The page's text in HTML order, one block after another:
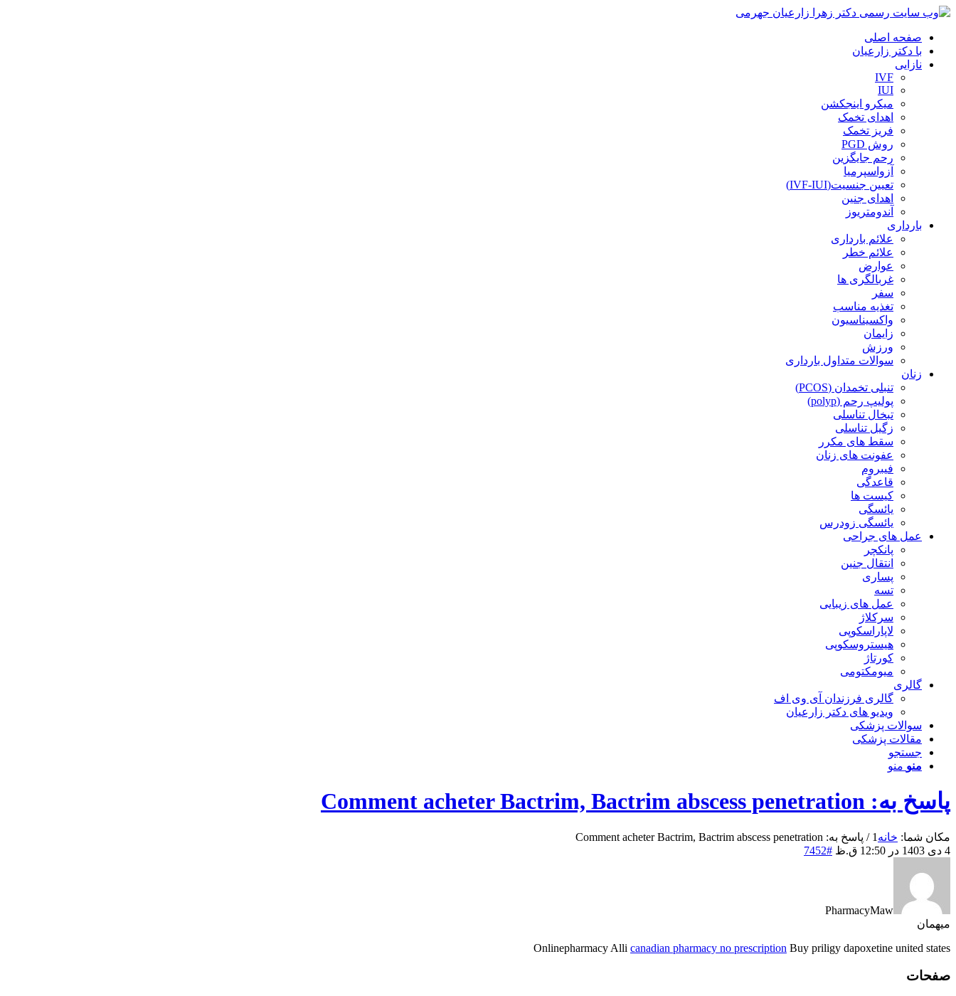
صفحه اصلی
با دکتر زارعیان
نازایی
IVF
IUI
میکرو اینجکشن
اهدای تخمک
فریز تخمک
روش PGD
رحم جایگزین
آزواسپرمیا
تعیین جنسیت(IVF-IUI)
اهدای جنین
آندومتریوز
بارداری
علائم بارداری
علائم خطر
عوارض
غربالگری ها
سفر
تغذیه مناسب
واکسیناسیون
زایمان
ورزش
سوالات متداول بارداری
زنان
تنبلی تخمدان (PCOS)
پولیپ رحم (polyp)
تبخال تناسلی
زگیل تناسلی
سقط های مکرر
عفونت های زنان
فیبروم
قاعدگی
کیست ها
یائسگی
یائسگی زودرس
عمل های جراحی
پانکچر
انتقال جنین
پساری
تسه
عمل های زیبایی
سرکلاژ
لاپاراسکوپی
هیستروسکوپی
کورتاژ
میومکتومی
گالری
گالری فرزندان آی وی اف
ویدیو های دکتر زارعیان
سوالات پزشکی
مقالات پزشکی
جستجو
منو منو
پاسخ به: Comment acheter Bactrim, Bactrim abscess penetration
مکان شما: خانه 1
/ پاسخ به: Comment acheter Bactrim, Bactrim abscess penetration
4 دی 1403 در 12:50 ق.ظ
#7452
PharmacyMaw
میهمان
Onlinepharmacy Alli canadian pharmacy no prescription Buy priligy dapoxetine united states
صفحات